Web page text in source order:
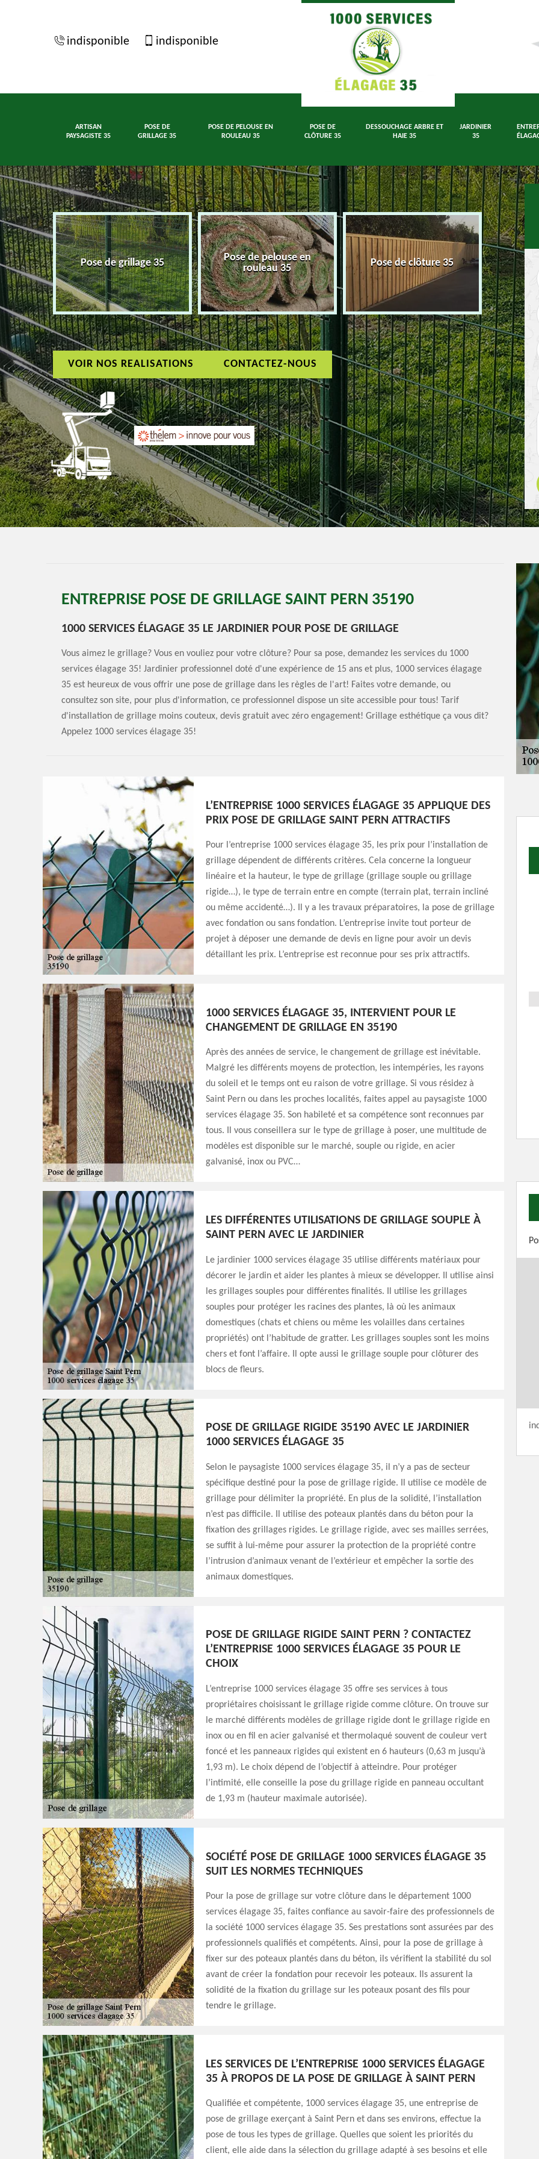
indisponible indisponible
ARTISAN
PAYSAGISTE 35
POSE DE
GRILLAGE 35
POSE DE PELOUSE EN
ROULEAU 35
POSE DE
CLÔTURE 35
DESSOUCHAGE ARBRE ET
HAIE 35
JARDINIER
35
35 Pose de grillage 35
Pose de pelouse en
rouleau 35
Pose de clôture 35
VOIR NOS REALISATIONS CONTACTEZ-NOUS
ENTREPRISE POSE DE GRILLAGE SAINT PERN 35190
1000 SERVICES ÉLAGAGE 35 LE JARDINIER POUR POSE DE GRILLAGE
Vous aimez le grillage? Vous en vouliez pour votre clôture? Pour sa pose, demandez les services du 1000
services élagage 35! Jardinier professionnel doté d'une expérience de 15 ans et plus, 1000 services élagage
35 est heureux de vous offrir une pose de grillage dans les règles de l'art! Faites votre demande, ou
consultez son site, pour plus d'information, ce professionnel dispose un site accessible pour tous! Tarif
d'installation de grillage moins couteux, devis gratuit avec zéro engagement! Grillage esthétique ça vous dit?
Appelez 1000 services élagage 35!
L’ENTREPRISE 1000 SERVICES ÉLAGAGE 35 APPLIQUE DES
PRIX POSE DE GRILLAGE SAINT PERN ATTRACTIFS
Pour l’entreprise 1000 services élagage 35, les prix pour l’installation de
grillage dépendent de différents critères. Cela concerne la longueur
linéaire et la hauteur, le type de grillage (grillage souple ou grillage
rigide…), le type de terrain entre en compte (terrain plat, terrain incliné
ou même accidenté…). Il y a les travaux préparatoires, la pose de grillage
avec fondation ou sans fondation. L’entreprise invite tout porteur de
projet à déposer une demande de devis en ligne pour avoir un devis
détaillant les prix. L’entreprise est reconnue pour ses prix attractifs.
1000 SERVICES ÉLAGAGE 35, INTERVIENT POUR LE
CHANGEMENT DE GRILLAGE EN 35190
Après des années de service, le changement de grillage est inévitable.
Malgré les différents moyens de protection, les intempéries, les rayons
du soleil et le temps ont eu raison de votre grillage. Si vous résidez à
Saint Pern ou dans les proches localités, faites appel au paysagiste 1000
services élagage 35. Son habileté et sa compétence sont reconnues par
tous. Il vous conseillera sur le type de grillage à poser, une multitude de
modèles est disponible sur le marché, souple ou rigide, en acier
galvanisé, inox ou PVC…
LES DIFFÉRENTES UTILISATIONS DE GRILLAGE SOUPLE À
SAINT PERN AVEC LE JARDINIER
Le jardinier 1000 services élagage 35 utilise différents matériaux pour
décorer le jardin et aider les plantes à mieux se développer. Il utilise ainsi
les grillages souples pour différentes finalités. Il utilise les grillages
souples pour protéger les racines des plantes, là où les animaux
domestiques (chats et chiens ou même les volailles dans certaines
propriétés) ont l’habitude de gratter. Les grillages souples sont les moins
chers et font l’affaire. Il opte aussi le grillage souple pour clôturer des
blocs de fleurs.
POSE DE GRILLAGE RIGIDE 35190 AVEC LE JARDINIER
1000 SERVICES ÉLAGAGE 35
Selon le paysagiste 1000 services élagage 35, il n’y a pas de secteur
spécifique destiné pour la pose de grillage rigide. Il utilise ce modèle de
grillage pour délimiter la propriété. En plus de la solidité, l’installation
n’est pas difficile. Il utilise des poteaux plantés dans du béton pour la
fixation des grillages rigides. Le grillage rigide, avec ses mailles serrées,
se suffit à lui-même pour assurer la protection de la propriété contre
l’intrusion d’animaux venant de l’extérieur et empêcher la sortie des
animaux domestiques.
POSE DE GRILLAGE RIGIDE SAINT PERN ? CONTACTEZ
L’ENTREPRISE 1000 SERVICES ÉLAGAGE 35 POUR LE
CHOIX
L’entreprise 1000 services élagage 35 offre ses services à tous
propriétaires choisissant le grillage rigide comme clôture. On trouve sur
le marché différents modèles de grillage rigide dont le grillage rigide en
inox ou en fil en acier galvanisé et thermolaqué souvent de couleur vert
foncé et les panneaux rigides qui existent en 6 hauteurs (0,63 m jusqu’à
1,93 m). Le choix dépend de l’objectif à atteindre. Pour protéger
l’intimité, elle conseille la pose du grillage rigide en panneau occultant
de 1,93 m (hauteur maximale autorisée).
SOCIÉTÉ POSE DE GRILLAGE 1000 SERVICES ÉLAGAGE 35
SUIT LES NORMES TECHNIQUES
Pour la pose de grillage sur votre clôture dans le département 1000
services élagage 35, faites confiance au savoir-faire des professionnels de
la société 1000 services élagage 35. Ses prestations sont assurées par des
professionnels qualifiés et compétents. Ainsi, pour la pose de grillage à
fixer sur des poteaux plantés dans du béton, ils vérifient la stabilité du sol
avant de créer la fondation pour recevoir les poteaux. Ils assurent la
solidité de la fixation du grillage sur les poteaux posant des fils pour
tendre le grillage.
LES SERVICES DE L’ENTREPRISE 1000 SERVICES ÉLAGAGE
35 À PROPOS DE LA POSE DE GRILLAGE À SAINT PERN
Qualifiée et compétente, 1000 services élagage 35, une entreprise de
pose de grillage exerçant à Saint Pern et dans ses environs, effectue la
pose de tous les types de grillage. Quelles que soient les priorités du
client, elle aide dans la sélection du grillage adapté à ses besoins et elle